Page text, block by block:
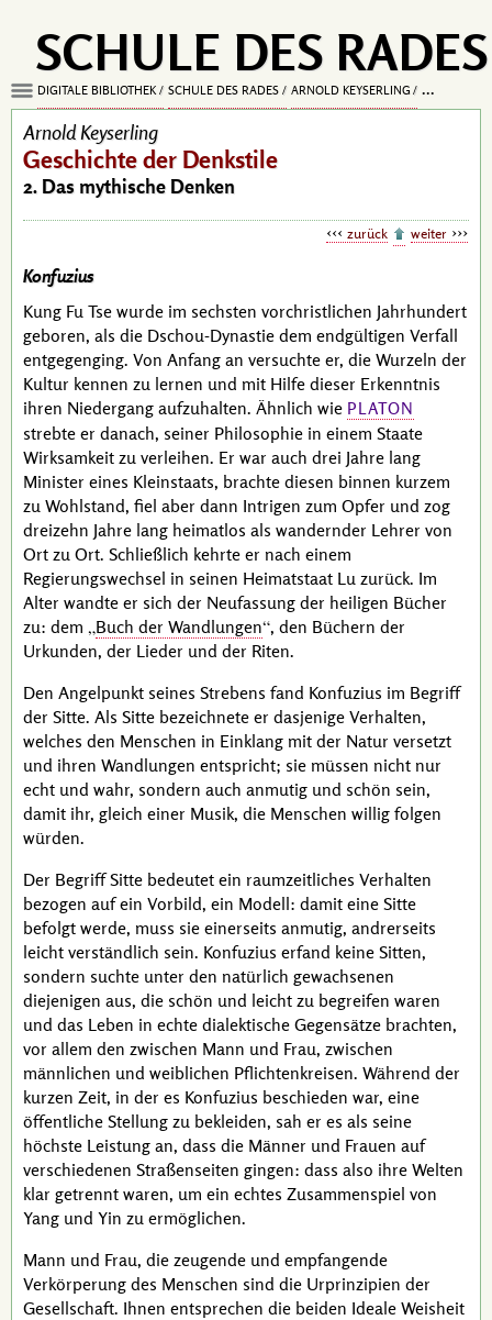
SCHULE DES RADES
DIGITALE BIBLIOTHEK SCHULE DES RADES ARNOLD KEYSERLING
Arnold Keyserling
Geschichte der Denkstile
2. Das mythische Denken
zurück weiter
Konfuzius
Kung Fu Tse wurde im sechsten vorchristlichen Jahrhundert
geboren, als die Dschou-Dynastie dem endgültigen Verfall
entgegenging. Von Anfang an versuchte er, die Wurzeln der
Kultur kennen zu lernen und mit Hilfe dieser Erkenntnis
ihren Niedergang aufzuhalten. Ähnlich wie PLATON
strebte er danach, seiner Philosophie in einem Staate
Wirksamkeit zu verleihen. Er war auch drei Jahre lang
Minister eines Kleinstaats, brachte diesen binnen kurzem
zu Wohlstand, fiel aber dann Intrigen zum Opfer und zog
dreizehn Jahre lang heimatlos als wandernder Lehrer von
Ort zu Ort. Schließlich kehrte er nach einem
Regierungswechsel in seinen Heimatstaat Lu zurück. Im
Alter wandte er sich der Neufassung der heiligen Bücher
zu: dem
Buch der Wandlungen , den Büchern der
Urkunden, der Lieder und der Riten.
Den Angelpunkt seines Strebens fand Konfuzius im Begriff
der Sitte. Als Sitte bezeichnete er dasjenige Verhalten,
welches den Menschen in Einklang mit der Natur versetzt
und ihren Wandlungen entspricht; sie müssen nicht nur
echt und wahr, sondern auch anmutig und schön sein,
damit ihr, gleich einer Musik, die Menschen willig folgen
würden.
Der Begriff Sitte bedeutet ein raumzeitliches Verhalten
bezogen auf ein Vorbild, ein Modell: damit eine Sitte
befolgt werde, muss sie einerseits anmutig, andrerseits
leicht verständlich sein. Konfuzius erfand keine Sitten,
sondern suchte unter den natürlich gewachsenen
diejenigen aus, die schön und leicht zu begreifen waren
und das Leben in echte dialektische Gegensätze brachten,
vor allem den zwischen Mann und Frau, zwischen
männlichen und weiblichen Pflichtenkreisen. Während der
kurzen Zeit, in der es Konfuzius beschieden war, eine
öffentliche Stellung zu bekleiden, sah er es als seine
höchste Leistung an, dass die Männer und Frauen auf
verschiedenen Straßenseiten gingen: dass also ihre Welten
klar getrennt waren, um ein echtes Zusammenspiel von
Yang und Yin zu ermöglichen.
Mann und Frau, die zeugende und empfangende
Verkörperung des Menschen sind die Urprinzipien der
Gesellschaft. Ihnen entsprechen die beiden Ideale Weisheit